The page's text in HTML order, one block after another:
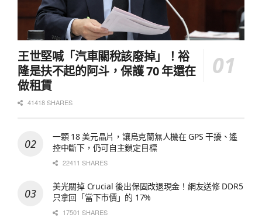
王世堅喊「汽車關稅該廢掉」！裕
隆是扶不起的阿斗，保護 70 年還在
做租賃
41418 SHARES
一顆 18 美元晶片，讓烏克蘭無人機在 GPS 干擾、遙
控中斷下，仍可自主鎖定目標
22411 SHARES
美光關掉 Crucial 後出保固改退現金！網友送修 DDR5
只拿回「當下市價」的 17%
17501 SHARES